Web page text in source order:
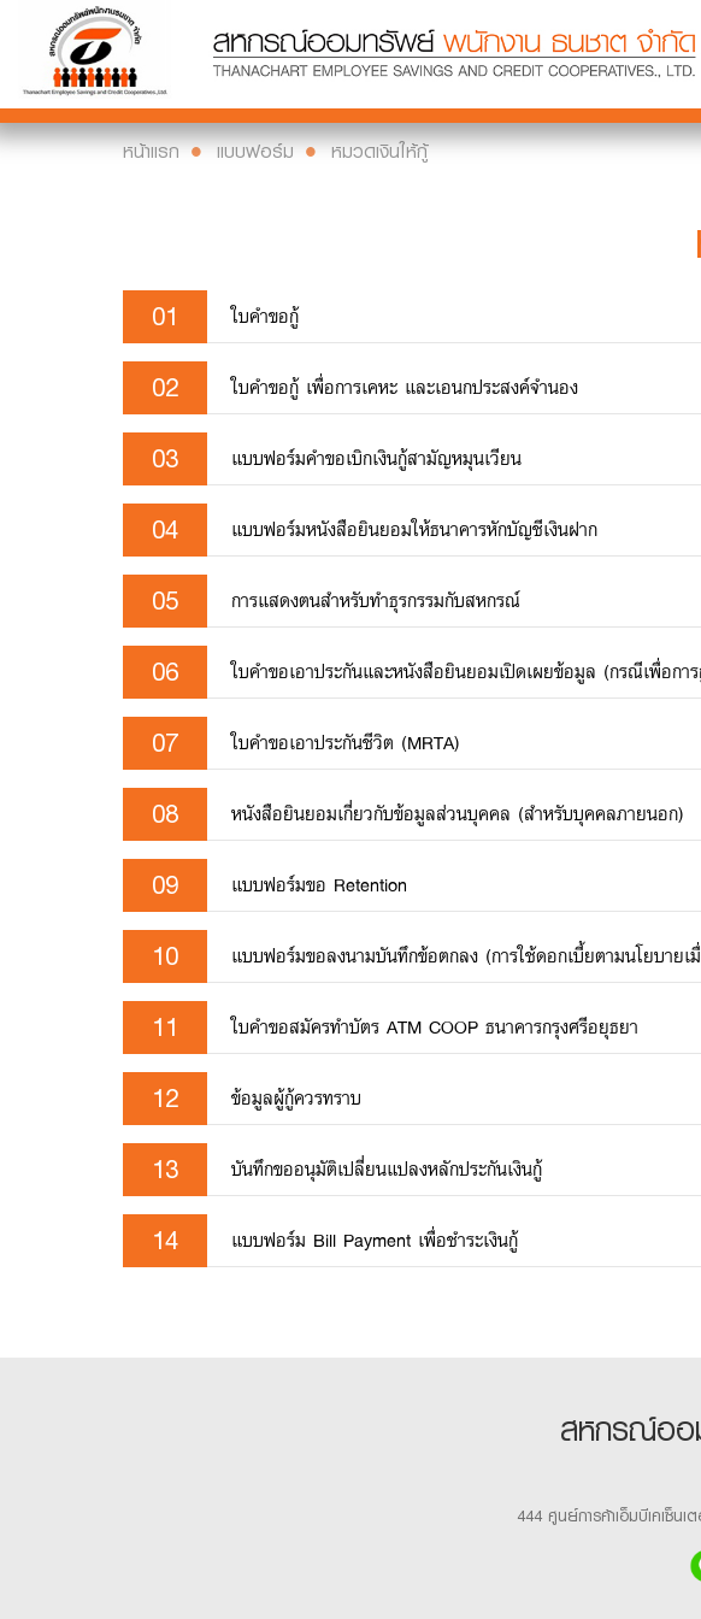
หน้าแรก แบบฟอร์ม หมวดเงินให้กู้
01 ใบคำขอกู้
02 ใบคำขอกู้ เพื่อการเคหะ และเอนกประสงค์จำนอง
03 แบบฟอร์มคำขอเบิกเงินกู้สามัญหมุนเวียน
04 แบบฟอร์มหนังสือยินยอมให้ธนาคารหักบัญชีเงินฝาก
05 การแสดงตนสำหรับทำธุรกรรมกับสหกรณ์
06 ใบคำขอเอาประกันและหนังสือยินยอมเปิดเผยข้อมูล (กรณีเพื่อกา
07 ใบคำขอเอาประกันชีวิต (MRTA)
08 หนังสือยินยอมเกี่ยวกับข้อมูลส่วนบุคคล (สำหรับบุคคลภายนอก)
09 แบบฟอร์มขอ Retention
10 แบบฟอร์มขอลงนามบันทึกข้อตกลง (การใช้ดอกเบี้ยตามนโยบาย
11 ใบคำขอสมัครทำบัตร ATM COOP ธนาคารกรุงศรีอยุธยา
12 ข้อมูลผู้กู้ควรทราบ
13 บันทึกขออนุมัติเปลี่ยนแปลงหลักประกันเงินกู้
14 แบบฟอร์ม Bill Payment เพื่อชำระเงินกู้
สหกรณ์ออ
444 ศูนย์การค้าเอ็มบีเคเซ็